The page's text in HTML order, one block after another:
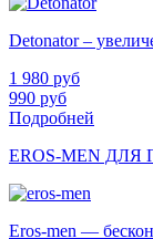
Detonator –
1 980 руб
990 руб
Подробней
EROS-MEN
Eros-men —